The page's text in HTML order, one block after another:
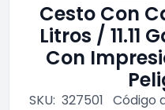
Cesto Con
Litros / 11.11
Con
SKU: 327501 Código